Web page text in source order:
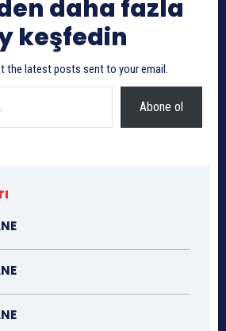
daha fazla
keşfedin
the latest posts sent to your email.
Abone ol